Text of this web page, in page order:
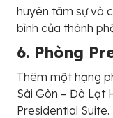
huyên tâm sự và
bình của thành
6. Phòng
Thêm một hạng
Sài Gòn – Đà Lạt
Presidential